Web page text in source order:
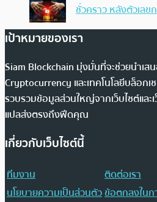
ชั่วคราว หลังตัวเลข
เป้าหมายของเรา
Siam Blockchain มุ่งมั่นที่จะช่วยนำเส
Cryptocurrency และเทคโนโลยีบล็อกเ
รวบรวมข้อมูลส่วนใหญ่จากเว็บไซต์และ
แปลส่งตรงถึงฟีดคุณ
เกี่ยวกับเว็บไซต์นี้
ทีมงาน
ติดต่อเรา
นโยบายความเป็นส่วนตัวข้อตกลงในก